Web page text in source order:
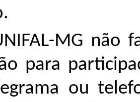
MG não
para
ou